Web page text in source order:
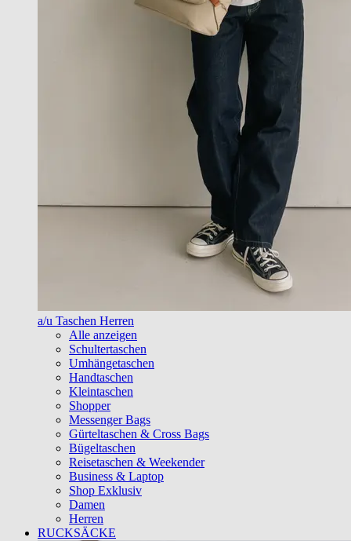
a/u Taschen Herren
Alle anzeigen
Schultertaschen
Umhängetaschen
Handtaschen
Kleintaschen
Shopper
Messenger Bags
Gürteltaschen & Cross Bags
Bügeltaschen
Reisetaschen & Weekender
Business & Laptop
Shop Exklusiv
Damen
Herren
RUCKSÄCKE